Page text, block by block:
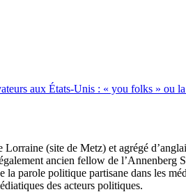
aux États-Unis : « you folks » ou
(site de Metz) et agrégé
ancien fellow de
parole politique partisane dans les
des acteurs politiques.